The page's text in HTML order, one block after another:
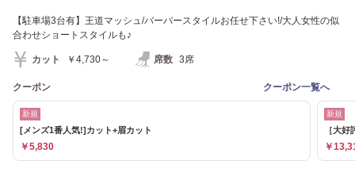
【駐車場3台有】王道マッシュ/バーバースタイルお任せ下さい!/大人女性の似
合わせショートスタイルも♪
カット ￥4,730～ 席数 3席
クーポン クーポン一覧へ
新規
[メンズ1番人気!]カット+眉カット
￥5,830
新規
［大
￥